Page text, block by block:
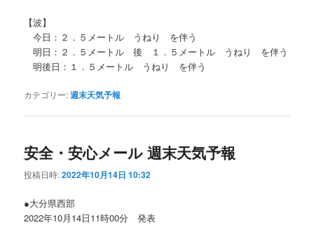
【波】
今日：２．５メートル うねり を伴う
明日：２．５メートル 後 １．５メートル うねり を伴う
明後日：１．５メートル うねり を伴う
カテゴリー:週末天気予報
安全・安心メール 週末天気予報
投稿日時:2022年10月14日 10:32
●大分県西部
2022年10月14日11時00分 発表